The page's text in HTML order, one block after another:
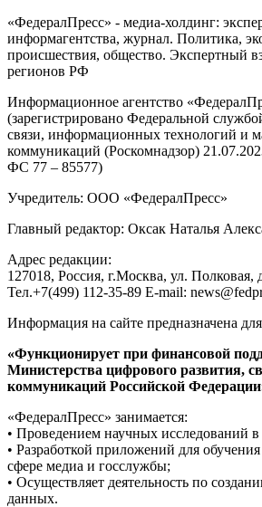
«ФедералПресс» - медиа-холдинг:
информагентства, журнал. Политика,
происшествия, общество. Экспертный
регионов РФ
Информационное агентство
(зарегистрировано Федеральной
связи, информационных технологий и
коммуникаций (Роскомнадзор)
ФС 77 – 85577)
Учредитель: ООО «ФедералПресс»
Главный редактор: Оксак Наталья
Адрес редакции:
127018, Россия, г.Москва, ул. Полковая,
Тел.+7(499) 112-35-89 E-mail:
Информация на сайте предназначена
«Функционирует при финансовой
Министерства цифрового развития,
коммуникаций Российской
«ФедералПресс» занимается:
• Проведением научных исследований в
• Разработкой приложений для
сфере медиа и госслужбы;
• Осуществляет деятельность по
данных.